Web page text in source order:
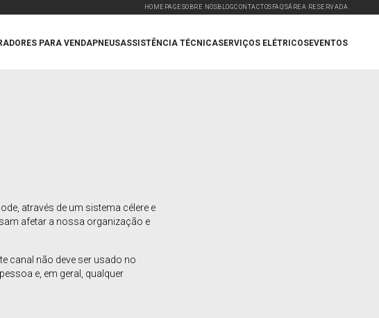
HOMEPAGE SOBRE NÓSBLOGCONTACTOS FAQ'SÁREA RESERVADA
PARA VENDAPNEUSASSISTÊNCIA TÉCNICASERVIÇOS ELÉTRICOSEVENTOS
através de um sistema célere e
afetar a nossa organização e
canal não deve ser usado no
e, em geral, qualquer